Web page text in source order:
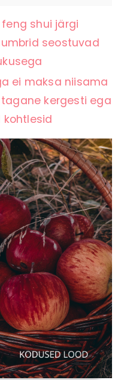
shui järgi
seostuvad
ei maksa niisama
kergesti ega
kohtlesid